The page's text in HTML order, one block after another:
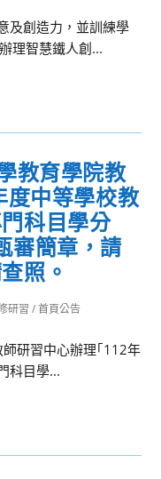
及創造力，並訓練學
理智慧鐵人創...
教育學院教
度中等學校教
科目學分
審簡章，請
照。
研習 / 首頁公告
研習中心辦理｢112年
科目學...